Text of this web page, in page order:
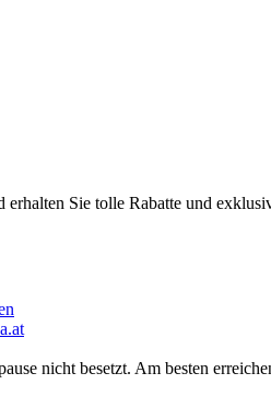
erhalten Sie tolle Rabatte und
nicht besetzt. Am besten